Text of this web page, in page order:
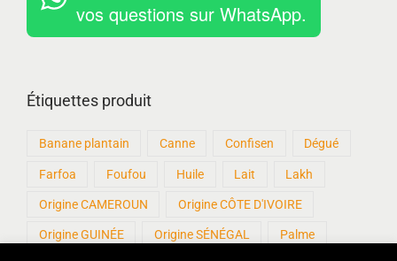
vos questions sur WhatsApp.
Étiquettes produit
Banane plantain Canne Confisen Dégué
Farfoa Foufou Huile Lait Lakh
Origine CAMEROUN Origine CÔTE D'IVOIRE
Origine GUINÉE Origine SÉNÉGAL Palme